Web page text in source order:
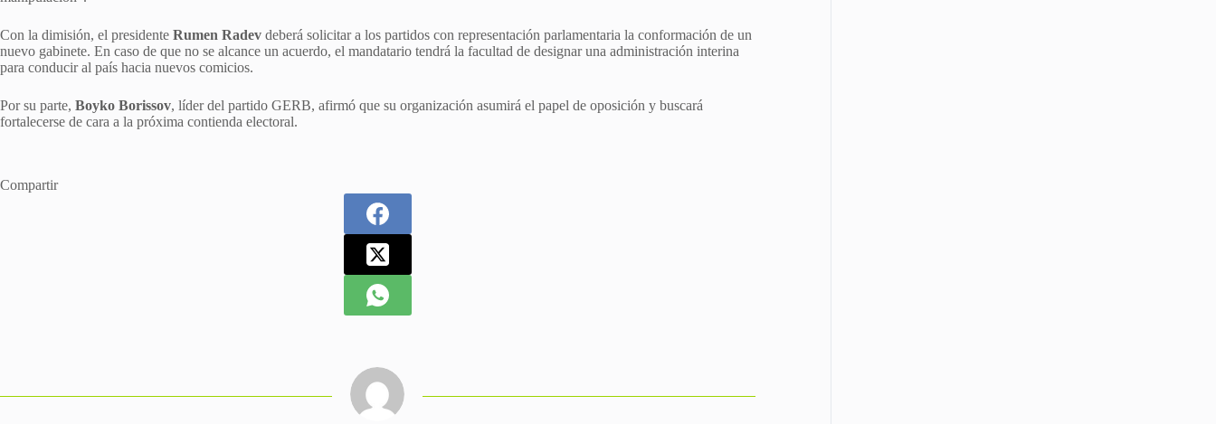
Con la dimisión, el presidente Rumen Radev deberá solicitar a los partidos con representación parlamentaria la conformación de un
nuevo gabinete. En caso de que no se alcance un acuerdo, el mandatario tendrá la facultad de designar una administración interina
para conducir al país hacia nuevos comicios.
Por su parte, Boyko Borissov, líder del partido GERB, afirmó que su organización asumirá el papel de oposición y buscará
fortalecerse de cara a la próxima contienda electoral.
Compartir